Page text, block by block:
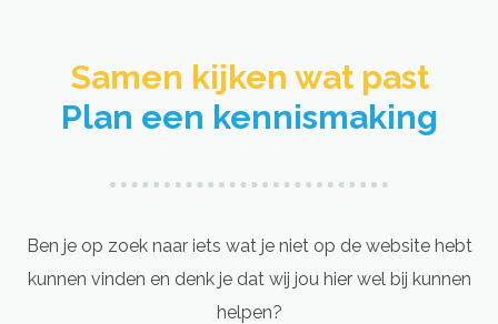
Samen kijken wat past​
Plan een kennismaking
Ben je op zoek naar iets wat je niet op de website hebt
kunnen vinden en denk je dat wij jou hier wel bij kunnen
helpen?